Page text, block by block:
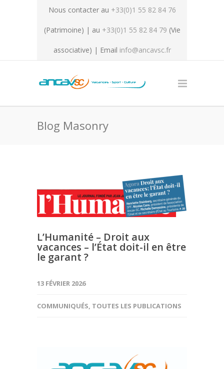
Nous contacter au +33(0)1 55 82 84 76
(Patrimoine) | au +33(0)1 55 82 84 79 (Vie
associative) | Email info@ancavsc.fr
Blog Masonry
L’Humanité – Droit aux
vacances – l’État doit-il en être
le garant ?
13 FÉVRIER 2026
COMMUNIQUÉS, TOUTES LES PUBLICATIONS